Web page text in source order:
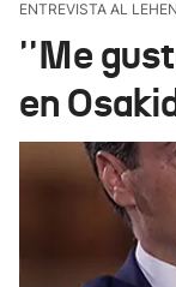
ENTREVISTA AL
''Me
en